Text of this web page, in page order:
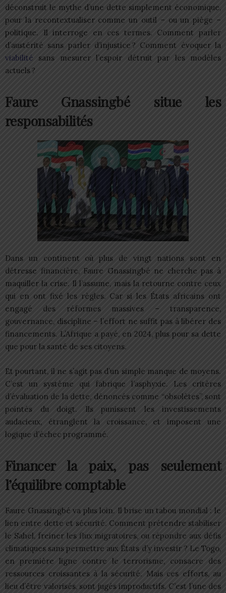
déconstruit le mythe d’une dette simplement économique,
pour la recontextualiser comme un outil – ou un piège –
politique. Il interroge en ces termes. Comment parler
d’austérité sans parler d’injustice ? Comment évoquer la
viabilité sans mesurer l’espoir détruit par les modèles
actuels ?
Faure Gnassingbé situe les
responsabilités
Dans un continent où plus de vingt nations sont en
détresse financière, Faure Gnassingbé ne cherche pas à
maquiller la crise. Il l’assume, mais la retourne contre ceux
qui en ont fixé les règles. Car si les États africains ont
engagé des réformes massives – transparence,
gouvernance, discipline – l’effort ne suffit pas à libérer des
financements. L’Afrique a payé, en 2024, plus pour sa dette
que pour la santé de ses citoyens.
Et pourtant, il ne s’agit pas d’un simple manque de moyens.
C’est un système qui fabrique l’asphyxie. Les critères
d’évaluation de la dette, dénoncés comme “obsolètes”, sont
pointés du doigt. Ils punissent les investissements
audacieux, étranglent la croissance, et imposent une
logique d’échec programmé.
Financer la paix, pas seulement
l’équilibre comptable
Faure Gnassingbé va plus loin. Il brise un tabou mondial : le
lien entre dette et sécurité. Comment prétendre stabiliser
le Sahel, freiner les flux migratoires, ou répondre aux défis
climatiques sans permettre aux États d’y investir ? Le Togo,
en première ligne contre le terrorisme, consacre des
ressources croissantes à la sécurité. Mais ces efforts, au
lieu d’être valorisés, sont jugés improductifs. C’est l’une des